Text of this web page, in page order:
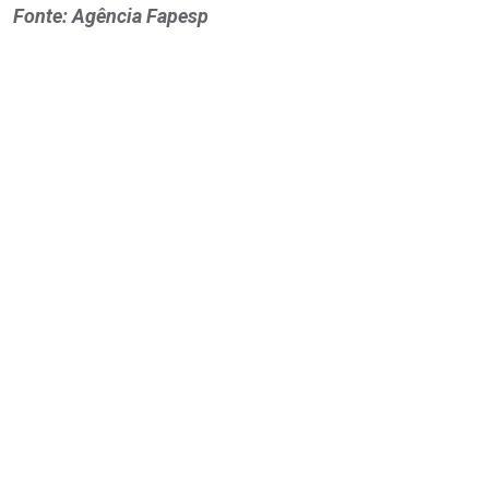
Fonte: Agência Fapesp